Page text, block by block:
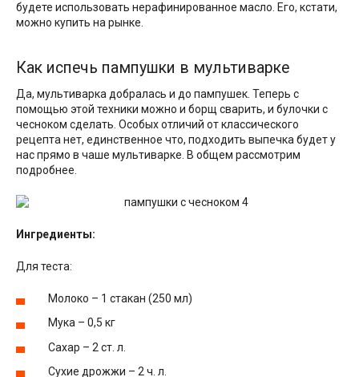
будете использовать нерафинированное масло. Его, кстати,
можно купить на рынке.
Как испечь пампушки в мультиварке
Да, мультиварка добралась и до пампушек. Теперь с
помощью этой техники можно и борщ сварить, и булочки с
чесноком сделать. Особых отличий от классического
рецепта нет, единственное что, подходить выпечка будет у
нас прямо в чаше мультиварке. В общем рассмотрим
подробнее.
Ингредиенты:
Для теста:
Молоко – 1 стакан (250 мл)
Мука – 0,5 кг
Сахар – 2 ст. л.
Сухие дрожжи – 2 ч. л.